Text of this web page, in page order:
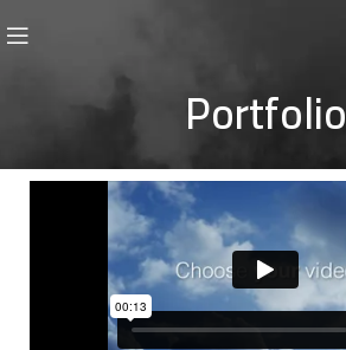
Portfolio